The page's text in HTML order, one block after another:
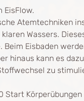
EisFlow.
Atemtechniken
Wassers.
Beim Eisbaden
hinaus kann es
zu
Start